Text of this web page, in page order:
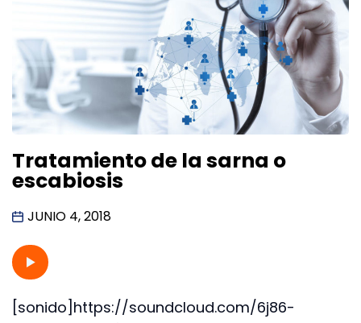
Tratamiento de la sarna o
escabiosis
JUNIO 4, 2018
[sonido]https://soundcloud.com/6j86-